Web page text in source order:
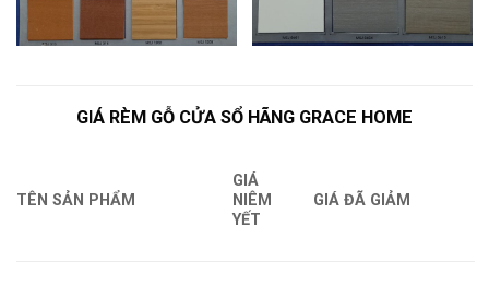
GIÁ RÈM GỖ CỬA SỔ HÃNG GRACE HOME
TÊN SẢN PHẨM
GIÁ
NIÊM
YẾT
GIÁ ĐÃ GIẢM